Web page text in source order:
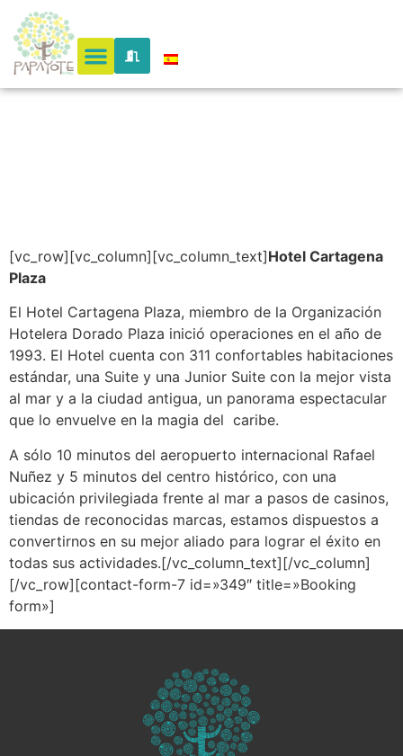
[vc_row][vc_column][vc_column_text]Hotel Cartagena
Plaza
El Hotel Cartagena Plaza, miembro de la Organización
Hotelera Dorado Plaza inició operaciones en el año de
1993. El Hotel cuenta con 311 confortables habitaciones
estándar, una Suite y una Junior Suite con la mejor vista
al mar y a la ciudad antigua, un panorama espectacular
que lo envuelve en la magia del caribe.
A sólo 10 minutos del aeropuerto internacional Rafael
Nuñez y 5 minutos del centro histórico, con una
ubicación privilegiada frente al mar a pasos de casinos,
tiendas de reconocidas marcas, estamos dispuestos a
convertirnos en su mejor aliado para lograr el éxito en
todas sus actividades.[/vc_column_text][/vc_column]
[/vc_row][contact-form-7 id=»349″ title=»Booking
form»]